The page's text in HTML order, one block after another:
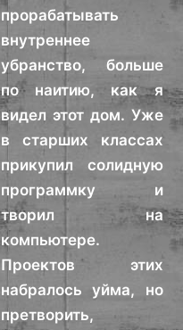
прорабатывать
внутреннее
убранство, больше
по наитию, как я
видел этот дом. Уже
в старших классах
прикупил солидную
программку и
творил на
компьютере.
Проектов этих
набралось уйма, но
претворить,